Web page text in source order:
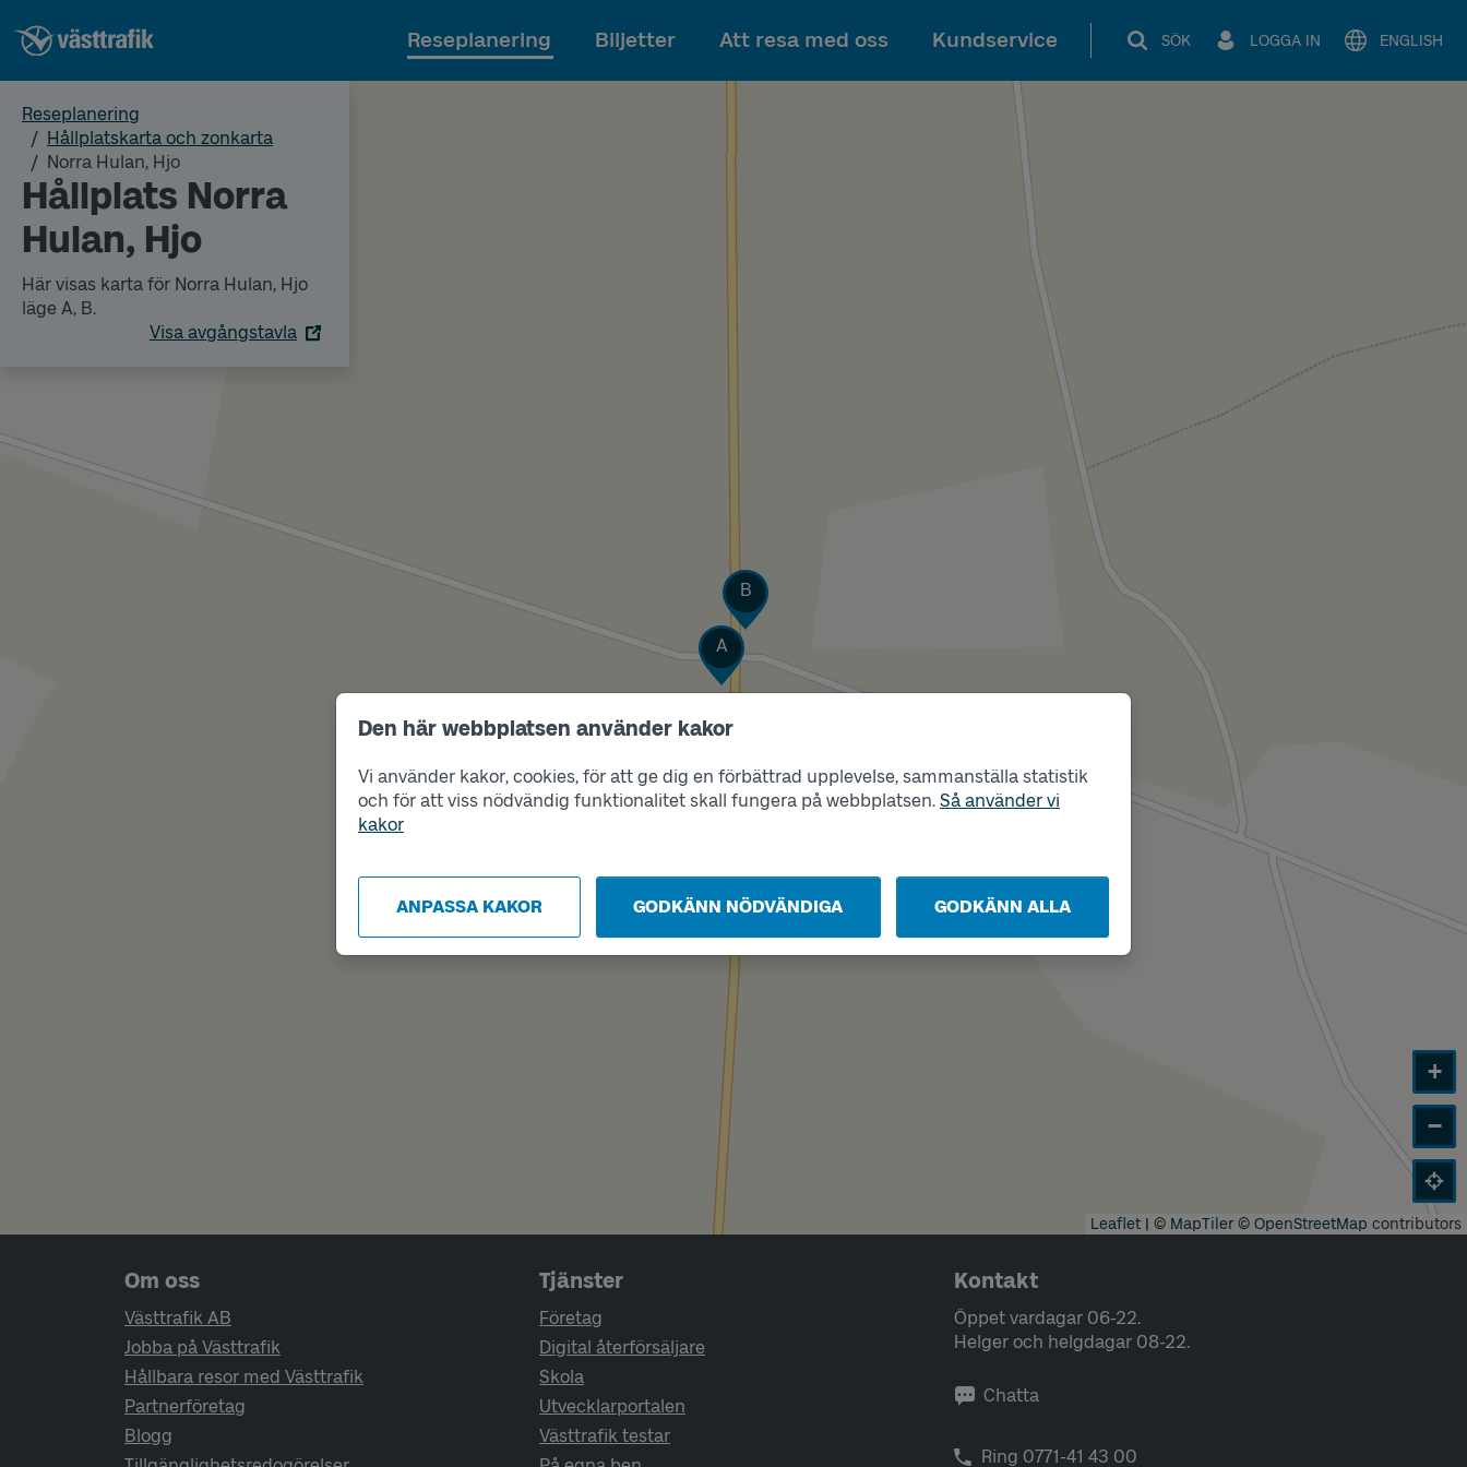
Den här webbplatsen använder kakor
Vi använder kakor, cookies, för att ge dig en förbättrad upplevelse, sammanställa statistik
och för att viss nödvändig funktionalitet skall fungera på webbplatsen. Så använder vi
kakor
ANPASSA KAKOR GODKÄNN NÖDVÄNDIGA GODKÄNN ALLA
Till innehållet
Reseplanering Biljetter Att resa med oss Kundservice SÖK LOGGA IN ENGLISH
Reseplanering
Hållplatskarta och zonkarta
Norra Hulan, Hjo
Hållplats Norra
Hulan, Hjo
Här visas karta för Norra Hulan, Hjo
läge A, B.
Visa avgångstavla
Läge
A
Läge
B
+
−
Leaflet | © MapTiler© OpenStreetMap contributors
Sidfotsnavigering
Om oss
Västtrafik AB
Jobba på Västtrafik
Hållbara resor med Västtrafik
Partnerföretag
Blogg
Tjänster
Företag
Digital återförsäljare
Skola
Utvecklarportalen
Västtrafik testar
Kontakt
Öppet vardagar 06-22.
Helger och helgdagar 08-22.
Chatta
Ring 0771-41 43 00